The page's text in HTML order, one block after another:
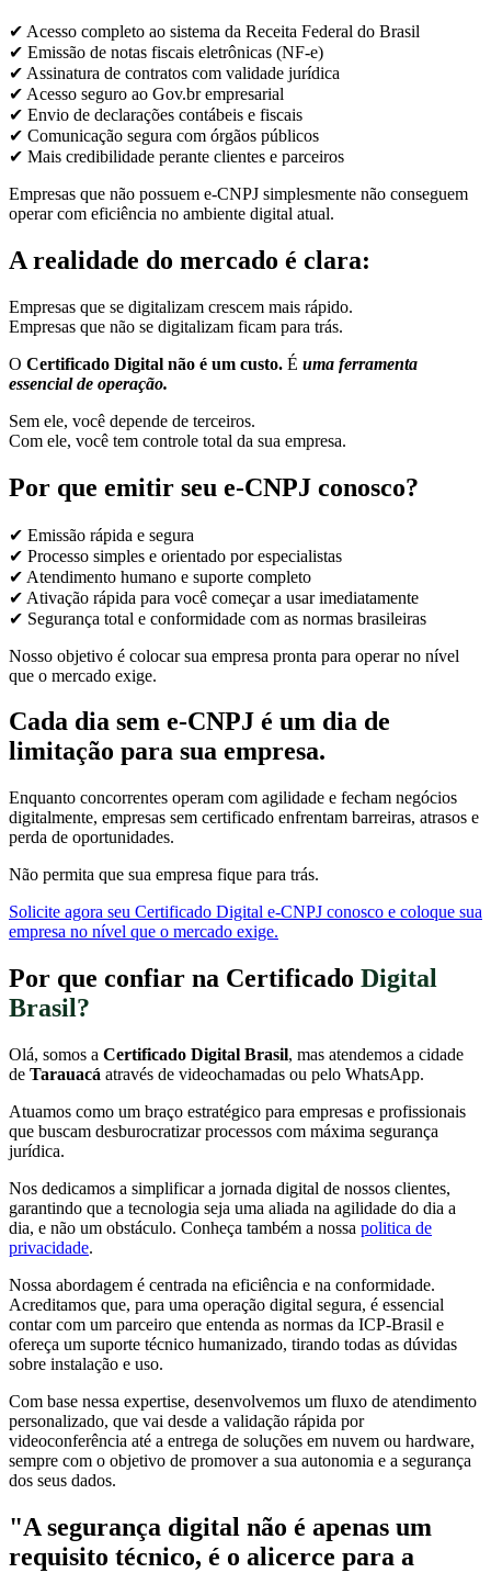
✔ Acesso completo ao sistema da Receita Federal do Brasil
✔ Emissão de notas fiscais eletrônicas (NF-e)
✔ Assinatura de contratos com validade jurídica
✔ Acesso seguro ao Gov.br empresarial
✔ Envio de declarações contábeis e fiscais
✔ Comunicação segura com órgãos públicos
✔ Mais credibilidade perante clientes e parceiros
Empresas que não possuem e-CNPJ simplesmente não conseguem
operar com eficiência no ambiente digital atual.
A realidade do mercado é clara:
Empresas que se digitalizam crescem mais rápido.
Empresas que não se digitalizam ficam para trás.
O Certificado Digital não é um custo. É uma ferramenta
essencial de operação.
Sem ele, você depende de terceiros.
Com ele, você tem controle total da sua empresa.
Por que emitir seu e-CNPJ conosco?
✔ Emissão rápida e segura
✔ Processo simples e orientado por especialistas
✔ Atendimento humano e suporte completo
✔ Ativação rápida para você começar a usar imediatamente
✔ Segurança total e conformidade com as normas brasileiras
Nosso objetivo é colocar sua empresa pronta para operar no nível
que o mercado exige.
Cada dia sem e-CNPJ é um dia de
limitação para sua empresa.
Enquanto concorrentes operam com agilidade e fecham negócios
digitalmente, empresas sem certificado enfrentam barreiras, atrasos e
perda de oportunidades.
Não permita que sua empresa fique para trás.
Solicite agora seu Certificado Digital e-CNPJ conosco e coloque sua
empresa no nível que o mercado exige.
Por que confiar na Certificado Digital
Brasil?
Olá, somos a Certificado Digital Brasil, mas atendemos a cidade
de Tarauacá através de videochamadas ou pelo WhatsApp.
Atuamos como um braço estratégico para empresas e profissionais
que buscam desburocratizar processos com máxima segurança
jurídica.
Nos dedicamos a simplificar a jornada digital de nossos clientes,
garantindo que a tecnologia seja uma aliada na agilidade do dia a
dia, e não um obstáculo. Conheça também a nossa politica de
privacidade.
Nossa abordagem é centrada na eficiência e na conformidade.
Acreditamos que, para uma operação digital segura, é essencial
contar com um parceiro que entenda as normas da ICP-Brasil e
ofereça um suporte técnico humanizado, tirando todas as dúvidas
sobre instalação e uso.
Com base nessa expertise, desenvolvemos um fluxo de atendimento
personalizado, que vai desde a validação rápida por
videoconferência até a entrega de soluções em nuvem ou hardware,
sempre com o objetivo de promover a sua autonomia e a segurança
dos seus dados.
"A segurança digital não é apenas um
requisito técnico, é o alicerce para a